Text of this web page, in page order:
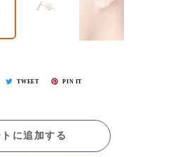
TWEET PIN IT
に追加する